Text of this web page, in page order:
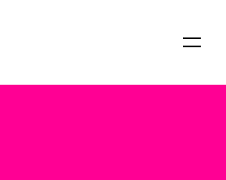
Tanz Köln Menü
geht an Juri Jaworsky